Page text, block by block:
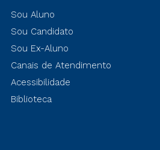
Sou Aluno
Sou Candidato
Sou Ex-Aluno
Canais de Atendimento
Acessibilidade
Biblioteca